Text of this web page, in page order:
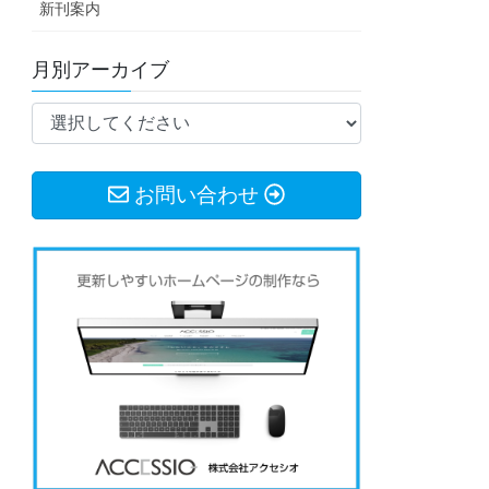
新刊案内
月別アーカイブ
お問い合わせ